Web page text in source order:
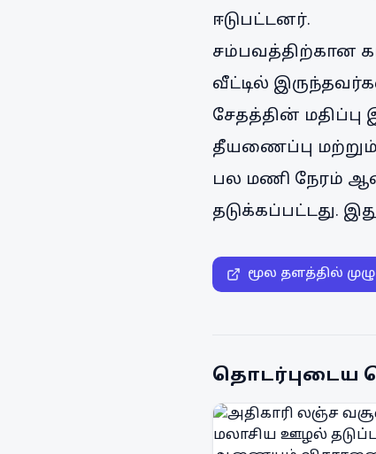
ஈடுபட்டனர்.
சம்பவத்திற்கான
வீட்டில்
சேதத்தின்
தீயணைப்பு
பல மணி நேரம்
தடுக்கப்பட்டது.
மூல தளத்தில்
தொடர்புடைய